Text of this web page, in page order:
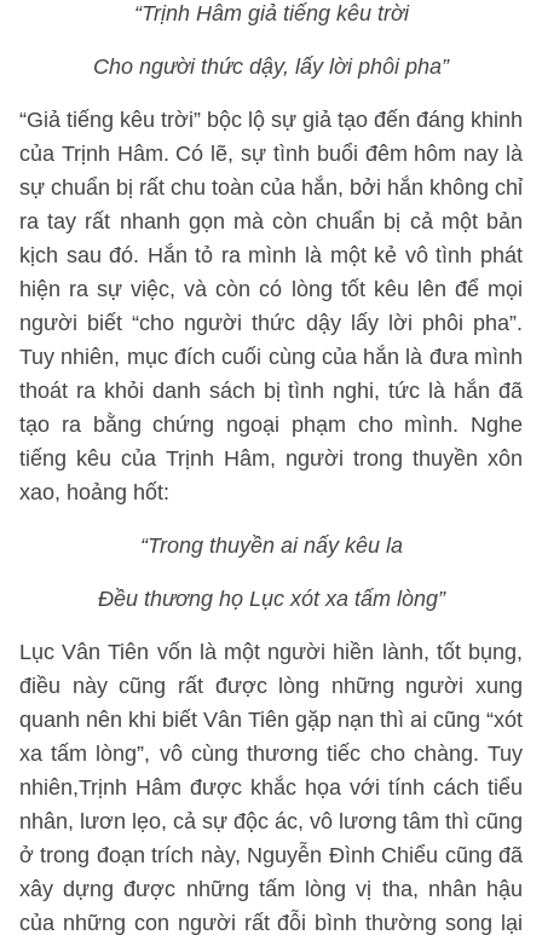
“Trịnh Hâm giả tiếng kêu trời
Cho người thức dậy, lấy lời phôi pha”
“Giả tiếng kêu trời” bộc lộ sự giả tạo đến đáng khinh
của Trịnh Hâm. Có lẽ, sự tình buổi đêm hôm nay là
sự chuẩn bị rất chu toàn của hắn, bởi hắn không chỉ
ra tay rất nhanh gọn mà còn chuẩn bị cả một bản
kịch sau đó. Hắn tỏ ra mình là một kẻ vô tình phát
hiện ra sự việc, và còn có lòng tốt kêu lên để mọi
người biết “cho người thức dậy lấy lời phôi pha”.
Tuy nhiên, mục đích cuối cùng của hắn là đưa mình
thoát ra khỏi danh sách bị tình nghi, tức là hắn đã
tạo ra bằng chứng ngoại phạm cho mình. Nghe
tiếng kêu của Trịnh Hâm, người trong thuyền xôn
xao, hoảng hốt:
“Trong thuyền ai nấy kêu la
Đều thương họ Lục xót xa tấm lòng”
Lục Vân Tiên vốn là một người hiền lành, tốt bụng,
điều này cũng rất được lòng những người xung
quanh nên khi biết Vân Tiên gặp nạn thì ai cũng “xót
xa tấm lòng”, vô cùng thương tiếc cho chàng. Tuy
nhiên,Trịnh Hâm được khắc họa với tính cách tiểu
nhân, lươn lẹo, cả sự độc ác, vô lương tâm thì cũng
ở trong đoạn trích này, Nguyễn Đình Chiểu cũng đã
xây dựng được những tấm lòng vị tha, nhân hậu
của những con người rất đỗi bình thường song lại